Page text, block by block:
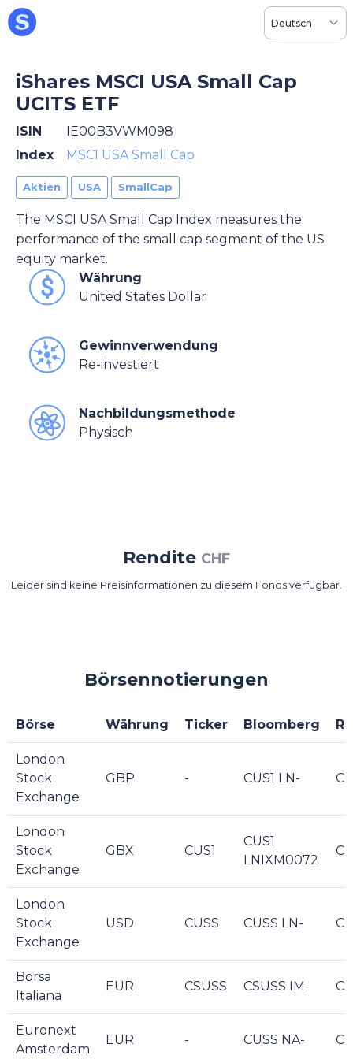
Deutsch
iShares MSCI USA Small Cap
UCITS ETF
ISIN
IE00B3VWM098
Index
MSCI USA Small Cap
Aktien USA SmallCap
The MSCI USA Small Cap Index measures the
performance of the small cap segment of the US
equity market.
Währung
United States Dollar
Gewinnverwendung
Re-investiert
Nachbildungsmethode
Physisch
Rendite CHF
Leider sind keine Preisinformationen zu diesem Fonds verfügbar.
Börsennotierungen
Börse Währung Ticker Bloomberg
London
Stock
Exchange
GBP - CUS1 LN-
London
Stock
Exchange
GBX CUS1
CUS1
LNIXM0072
London
Stock
Exchange
USD CUSS CUSS LN-
Borsa
Italiana
EUR CSUSS CSUSS IM-
Euronext
Amsterdam
EUR - CUSS NA-